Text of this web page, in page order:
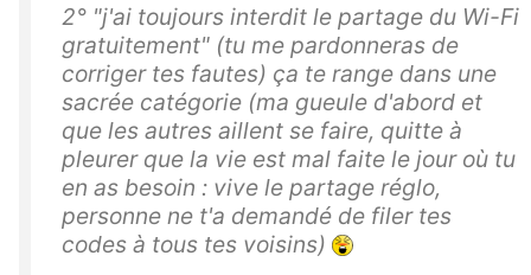
2° "j'ai toujours interdit le partage du Wi-Fi
gratuitement" (tu me pardonneras de
corriger tes fautes) ça te range dans une
sacrée catégorie (ma gueule d'abord et
que les autres aillent se faire, quitte à
pleurer que la vie est mal faite le jour où tu
en as besoin : vive le partage réglo,
personne ne t'a demandé de filer tes
codes à tous tes voisins)